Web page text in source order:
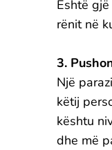
Është
rënit në
3.
Një
këtij
kështu
dhe më